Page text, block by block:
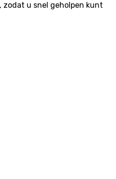
zodat u snel geholpen kunt